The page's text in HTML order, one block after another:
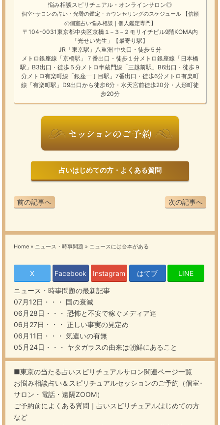
悩み相談スピリチュアル・オンラインサロン◎
個室･サロンの占い・光聲の鑑定・カウンセリングのスケジュール
【信頼
の個室占い悩み相談｜個人鑑定専門】
〒104-0031東京都中央区京橋１−３−２モリイチビル9階KOMA内
「光せい先生」【最寄り駅】
JR「東京駅」八重洲 中央口・徒歩５分
メトロ銀座線「京橋駅」７番出口・徒歩１分メトロ銀座線「日本橋
駅」B3出口・徒歩５分メトロ半蔵門線「三越前駅」B6出口・徒歩９
分メトロ有楽町線「銀座一丁目駅」7番出口・徒歩6分メトロ有楽町
線「有楽町駅」D9出口から徒歩6分・水天宮前徒歩20分・人形町徒
歩20分
占いはじめての方・よくある質問
次の記事へ
前の記事へ
Home » ニュース・時事問題 » ニュースには台本がある
X Facebook Instagram はてブ LINE
ニュース・時事問題の最新記事
07月12日・・・ 国の衰滅
06月28日・・・ 恐怖と不安で稼ぐメディア達
06月27日・・・ 正しい事実の見定め
06月11日・・・ 気遣いの有無
05月24日・・・ ヤタガラスの由来は朝鮮にあること
■東京の当たる占いスピリチュアルサロン関連ページ一覧
お悩み相談占い＆スピリチュアルセッションのご予約（個室･
サロン・電話・遠隔ZOOM）
ご予約前によくある質問｜占いスピリチュアルはじめての方
など